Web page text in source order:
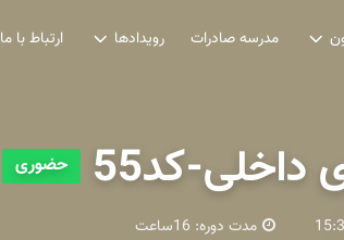
مدرسه صادرات رویدادها ارتباط با ما
داخلی-کد55 حضوری
مدت دوره: 16ساعت